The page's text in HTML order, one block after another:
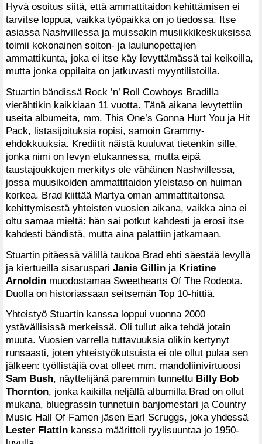
Hyvä osoitus siitä, että ammattitaidon kehittämisen ei
tarvitse loppua, vaikka työpaikka on jo tiedossa. Itse
asiassa Nashvillessa ja muissakin musiikkikeskuksissa
toimii kokonainen soiton- ja laulunopettajien
ammattikunta, joka ei itse käy levyttämässä tai keikoilla,
mutta jonka oppilaita on jatkuvasti myyntilistoilla.
Stuartin bändissä Rock ’n’ Roll Cowboys Bradilla
vierähtikin kaikkiaan 11 vuotta. Tänä aikana levytettiin
useita albumeita, mm. This One’s Gonna Hurt You ja Hit
Pack, listasijoituksia ropisi, samoin Grammy-
ehdokkuuksia. Krediitit näistä kuuluvat tietenkin sille,
jonka nimi on levyn etukannessa, mutta eipä
taustajoukkojen merkitys ole vähäinen Nashvillessa,
jossa muusikoiden ammattitaidon yleistaso on huiman
korkea. Brad kiittää Martya oman ammattitaitonsa
kehittymisestä yhteisten vuosien aikana, vaikka aina ei
oltu samaa mieltä: hän sai potkut kahdesti ja erosi itse
kahdesti bändistä, mutta aina palattiin jatkamaan.
Stuartin pitäessä välillä taukoa Brad ehti säestää levyllä
ja kiertueilla sisaruspari Janis Gillin ja Kristine
Arnoldin muodostamaa Sweethearts Of The Rodeota.
Duolla on historiassaan seitsemän Top 10-hittiä.
Yhteistyö Stuartin kanssa loppui vuonna 2000
ystävällisissä merkeissä. Oli tullut aika tehdä jotain
muuta. Vuosien varrella tuttavuuksia olikin kertynyt
runsaasti, joten yhteistyökutsuista ei ole ollut pulaa sen
jälkeen: työllistäjiä ovat olleet mm. mandoliinivirtuoosi
Sam Bush, näyttelijänä paremmin tunnettu Billy Bob
Thornton, jonka kaikilla neljällä albumilla Brad on ollut
mukana, bluegrassin tunnetuin banjomestari ja Country
Music Hall Of Famen jäsen Earl Scruggs, joka yhdessä
Lester Flattin kanssa määritteli tyylisuuntaa jo 1950-